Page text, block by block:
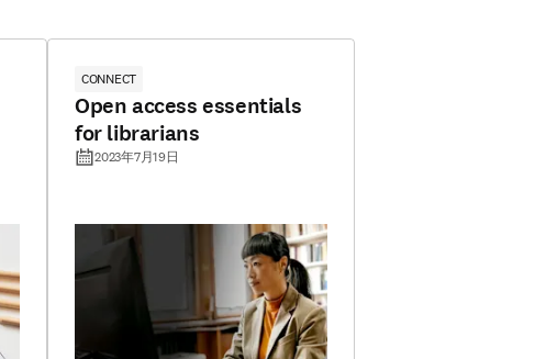
CONNECT
Open access essentials
for librarians
2023年7月19日